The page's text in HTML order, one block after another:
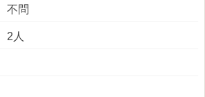
不問
2人